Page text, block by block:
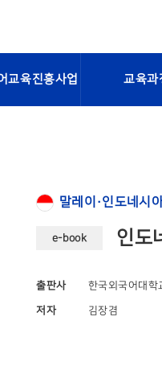
교육진흥사업 교육과
말레이·인도네시
e-book 인도
출판사 한국외국어대학
저자 김장겸